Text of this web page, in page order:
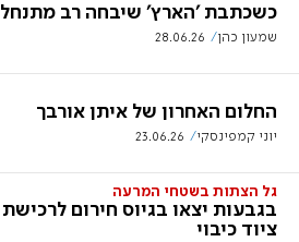
כשכתבת 'הארץ' שיבחה רב מתנחל
שמעון כהן 28.06.26
החלום האחרון של איתן אורבך
יוני קמפינסקי 23.06.26
גל הצתות בשטחי המרעה
בגבעות יצאו בגיוס חירום לרכישת
ציוד כיבוי